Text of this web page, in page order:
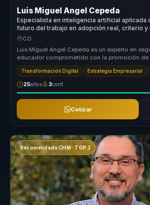
Luis Miguel Angel Cepeda
Especialista en inteligencia artificial aplicada
futuro del trabajo en adopción real, criterio y
líderes y empresas.
CO
Luis Miguel Angel Cepeda es un experto en
educador comprometido con la promoción de
segura en la red....
Transformación Digital Estrategia Empresarial
25años 3conf.
Cotizar
Recomendado CHM · TOP 3